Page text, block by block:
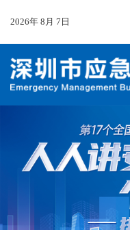
2026年 8 月 7 日